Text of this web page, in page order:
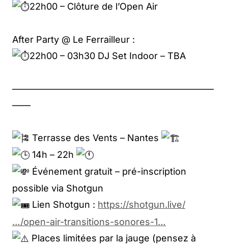
22h00 – Clôture de l’Open Air
After Party @ Le Ferrailleur :
22h00 – 03h30 DJ Set Indoor – TBA
——————————————————————
——
Terrasse des Vents – Nantes
14h – 22h
Événement gratuit – pré-inscription
possible via Shotgun
Lien Shotgun : https://shotgun.live/
…/open-air-transitions-sonores-1…
Places limitées par la jauge (pensez à